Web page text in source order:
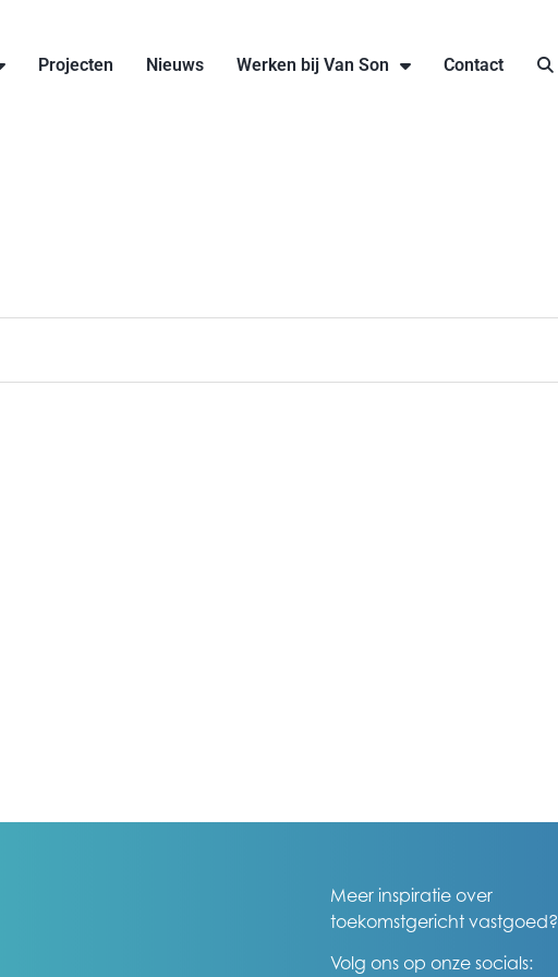
Projecten Nieuws Werken bij Van Son Contact
Meer inspiratie over
toekomstgericht vastgoed?
Volg ons op onze socials: